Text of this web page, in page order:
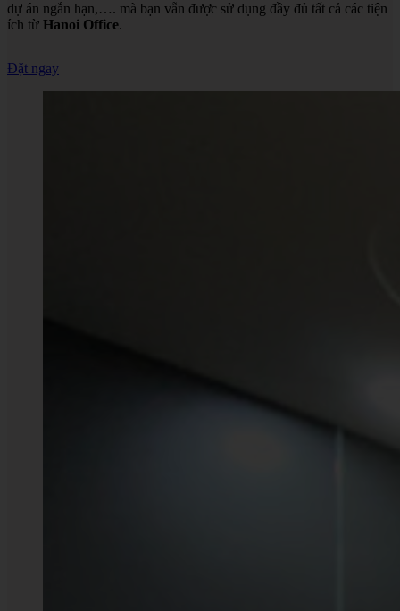
dự án ngắn hạn,…. mà bạn vẫn được sử dụng đầy đủ tất cả các tiện
ích từ Hanoi Office.
Đặt ngay